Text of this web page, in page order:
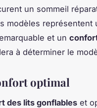
un sommeil
modèles représentent
et un
à déterminer le
optimal
des lits gonflables et